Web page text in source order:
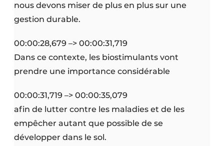
nous devons miser de plus en plus sur une
gestion durable.
00:00:28,679 –> 00:00:31,719
Dans ce contexte, les biostimulants vont
prendre une importance considérable
00:00:31,719 –> 00:00:35,079
afin de lutter contre les maladies et de les
empêcher autant que possible de se
développer dans le sol.